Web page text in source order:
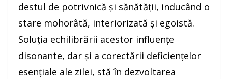
destul de potrivnică şi sănătăţii, inducând o
stare mohorâtă, interiorizată şi egoistă.
Soluţia echilibrării acestor influenţe
disonante, dar şi a corectării deficienţelor
esenţiale ale zilei, stă în dezvoltarea